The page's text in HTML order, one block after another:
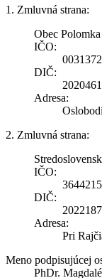
1. Zmluvná strana:
Obec Polomka
IČO:
DIČ:
Adresa:
2. Zmluvná strana:
IČO:
DIČ:
Adresa:
Pri
Meno podpisujúcej
PhDr.